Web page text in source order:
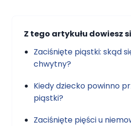
Z tego artykułu dowiesz
Zaciśnięte piąstki: skąd
chwytny?
Kiedy dziecko powinno
piąstki?
Zaciśnięte pięści u